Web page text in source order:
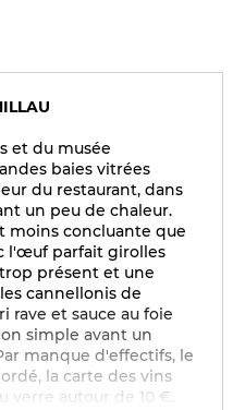
et du musée
baies vitrées
du restaurant, dans
un peu de chaleur.
moins concluante que
l'œuf parfait girolles
présent et une
cannellonis de
rave et sauce au foie
simple avant un
manque d'effectifs, le
la carte des vins
verre autour de 10 €.